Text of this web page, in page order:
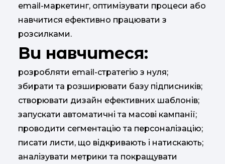
email-маркетинг, оптимізувати процеси або
навчитися ефективно працювати з
розсилками.
Ви навчитеся:
розробляти email-стратегію з нуля;
збирати та розширювати базу підписників;
створювати дизайн ефективних шаблонів;
запускати автоматичні та масові кампанії;
проводити сегментацію та персоналізацію;
писати листи, що відкривають і натискають;
аналізувати метрики та покращувати